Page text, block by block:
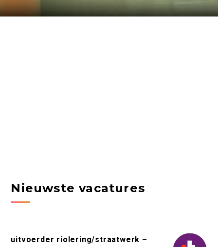
Nieuwste vacatures
uitvoerder riolering/straatwerk –